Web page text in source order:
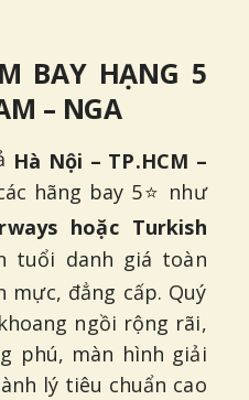
BAY HẠNG 5
– NGA
Hà Nội – TP.HCM –
hãng bay 5⭐ như
hoặc Turkish
tuổi danh giá toàn
mực, đẳng cấp. Quý
ngồi rộng rãi,
phú, màn hình giải
lý tiêu chuẩn cao